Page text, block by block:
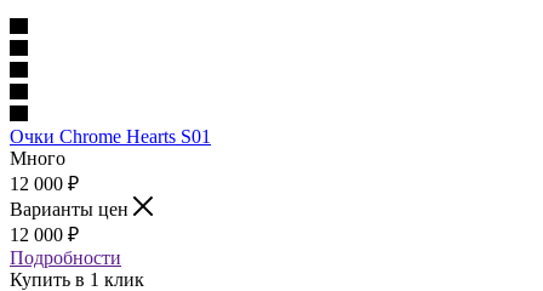
Очки Chrome Hearts S01
Много
12 000 ₽
Варианты цен
12 000 ₽
Подробности
Купить в 1 клик